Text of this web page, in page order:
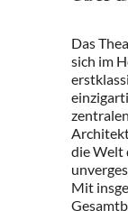
Das
sich im
die Welt
Mit